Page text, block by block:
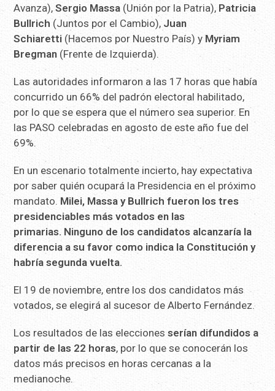
Avanza),Sergio Massa (Unión por la Patria), Patricia
Bullrich (Juntos por el Cambio), Juan
Schiaretti (Hacemos por Nuestro País) yMyriam
Bregman (Frente de Izquierda).
Las autoridades informaron a las 17 horas que había
concurrido un 66% del padrón electoral habilitado,
por lo que se espera que el número sea superior. En
las PASO celebradas en agosto de este año fue del
69%.
En un escenario totalmente incierto, hay expectativa
por saber quién ocupará la Presidencia en el próximo
mandato. Milei, Massa y Bullrich fueron los tres
presidenciables más votados en las
primarias. Ninguno de los candidatos alcanzaría la
diferencia a su favor como indica la Constitución y
habría segunda vuelta.
El 19 de noviembre, entre los dos candidatos más
votados, se elegirá al sucesor de Alberto Fernández.
Los resultados de las eleccionesserían difundidos a
partir de las 22 horas, por lo que se conocerán los
datos más precisos en horas cercanas a la
medianoche.